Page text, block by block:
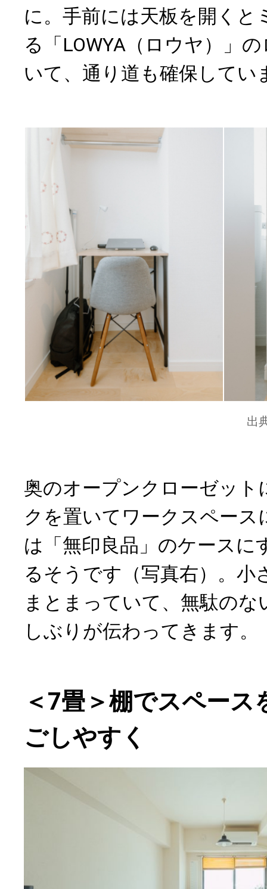
に。手前には天板を開くと
る「LOWYA（ロウヤ）」
いて、通り道も確保してい
出
奥のオープンクローゼット
クを置いてワークスペース
は「無印良品」のケースに
るそうです（写真右）。小
まとまっていて、無駄の
しぶりが伝わってきます。
＜7畳＞棚でスペース
ごしやすく